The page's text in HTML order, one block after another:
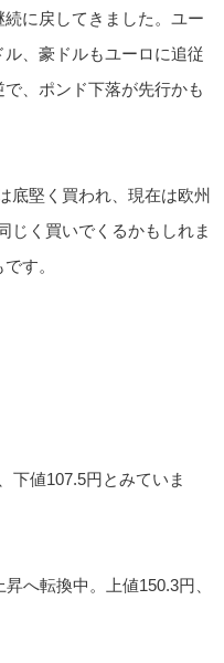
続に戻してきました。ユー
、豪ドルもユーロに追従
で、ポンド下落が先行かも
底堅く買われ、現在は欧州
じく買いでくるかもしれま
す。
下値107.5円とみていま
へ転換中。上値150.3円、